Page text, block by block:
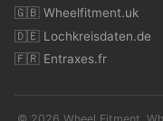
🇬🇧 Wheelfitment.uk
🇩🇪 Lochkreisdaten.de
🇫🇷 Entraxes.fr